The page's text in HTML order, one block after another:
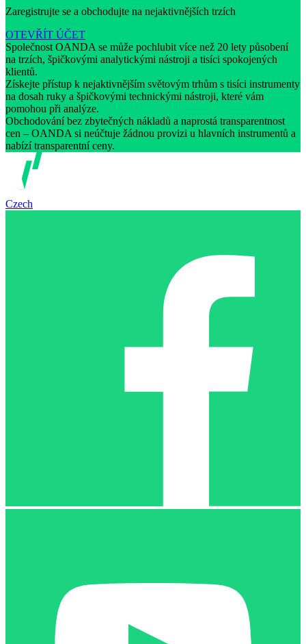
Zaregistrujte se a obchodujte na nejaktivnějších trzích
OTEVŘÍT ÚČET
Společnost OANDA se může pochlubit více než 20 lety působení
na trzích, špičkovými analytickými nástroji a tisíci spokojených
klientů.
Získejte přístup k nejaktivnějším světovým trhům s tisíci instrumenty
na dosah ruky a špičkovými technickými nástroji, které vám
pomohou při analýze.
Obchodování bez zbytečných nákladů a naprostá transparentnost
cen – OANDA si neúčtuje žádnou provizi u hlavních instrumentů a
nabízí transparentní ceny.
Czech